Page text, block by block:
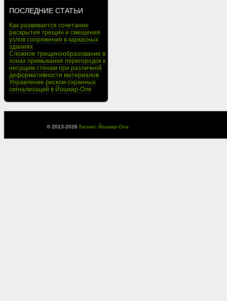
ПОСЛЕДНИЕ СТАТЬИ
Как развивается сочетание
раскрытия трещин и смещения
узлов сопряжения в каркасных
зданиях
Сложное трещинообразование в
зонах примыкания перегородок к
несущим стенам при различной
деформативности материалов
Управление риском охранных
сигнализаций в Йошкар-Оле
© 2013-2026 Бизнес Йошкар-Ола